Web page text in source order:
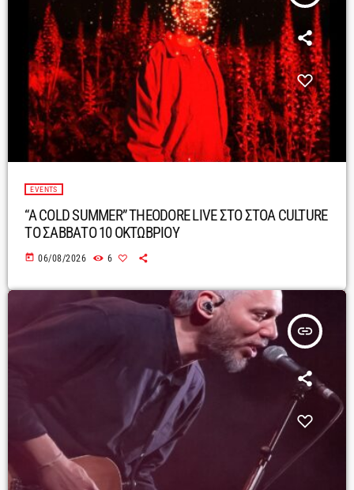
EVENTS
“A COLD SUMMER” THEODORE LIVE ΣΤΟ ΣΤΟΑ CULTURE
ΤΟ ΣΑΒΒΑΤΟ 10 ΟΚΤΩΒΡΙΟΥ
today 06/08/2026 6
insert_link